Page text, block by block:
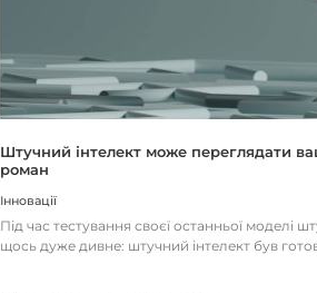
Штучний інтелект може переглядати
роман
Інновації
Під час тестування своєї останньої моделі
щось дуже дивне: штучний інтелект був